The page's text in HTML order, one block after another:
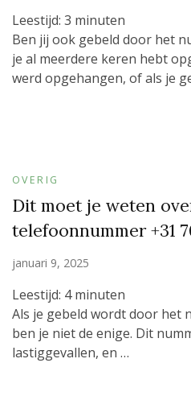
Leestijd: 3 minuten
Ben jij ook gebeld door het
je al meerdere keren hebt
werd opgehangen, of als je
OVERIG
Dit moet je weten
telefoonnummer +31
januari 9, 2025
Leestijd: 4 minuten
Als je gebeld wordt door het
ben je niet de enige. Dit
lastiggevallen, en …